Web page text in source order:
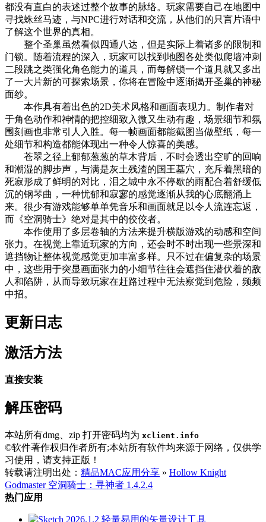
都没有直白的表述过整个故事的脉络。玩家需要自己在地图中
寻找蛛丝马迹，与NPC进行对话和交流，从他们的只言片语中
了解这个世界的真相。
整个圣巢虽然看似四通八达，但是实际上着诸多的限制和
门锁。随着流程的深入，玩家可以找到地图各处类似爬墙冲刺
二段跳之类强化角色能力的道具，而每解锁一个道具就又多出
了一大片新的可探索场景，你将在冒险中逐渐揭开圣巢的神秘
面纱。
本作具有着出色的2D美术风格和画面表现力。制作者对
于角色动作和神情的把控细致入微又生动有趣，场景细节和氛
围刻画也非常引人入胜。每一帧画面都能截图当做壁纸，每一
处细节和构造都能体现出一种令人惊喜的美感。
苍翠之径上郁郁葱葱的草木背后，不时会透出空旷的回响
和潮湿的脚步声，与满是灰土残渣的国王墓穴，充斥着黑暗的
死寂形成了鲜明的对比，泪之城中永不停歇的雨配合着舒缓低
沉的钢琴曲，一种忧郁和寂寥的感觉逐渐从我的心底翻涌上
来。很少有游戏能够单单凭音乐和画面就足以令人流连忘返，
而《空洞骑士》绝对是其中的佼佼者。
本作使用了多层卷轴的方法来提升横版游戏的动感和空间
张力。在视觉上靠近玩家的方向，还会时不时出现一些景深和
遮挡物让整体视觉感觉更加丰富多样。只不过在偏复杂的场景
中，这些用于突显画面张力的小细节往往会遮挡住潜伏着的敌
人和陷阱，从而导致玩家在赶路过程中无法察觉到危险，频频
中招。
更新日志
激活方法
直接安装
解压密码
本站所有dmg、zip 打开密码均为 xclient.info
©软件著作权归作者所有;本站所有软件均来源于网络，仅供学
习使用，请支持正版！
转载请注明出处： 精品MAC应用分享 » Hollow Knight
Godmaster 空洞骑士：寻神者 1.4.2.4
热门应用